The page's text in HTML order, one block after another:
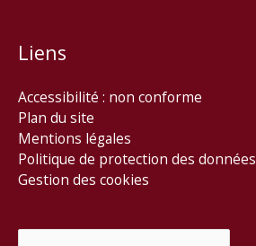
Liens
Accessibilité : non conforme
Plan du site
Mentions légales
Politique de protection des données
Gestion des cookies